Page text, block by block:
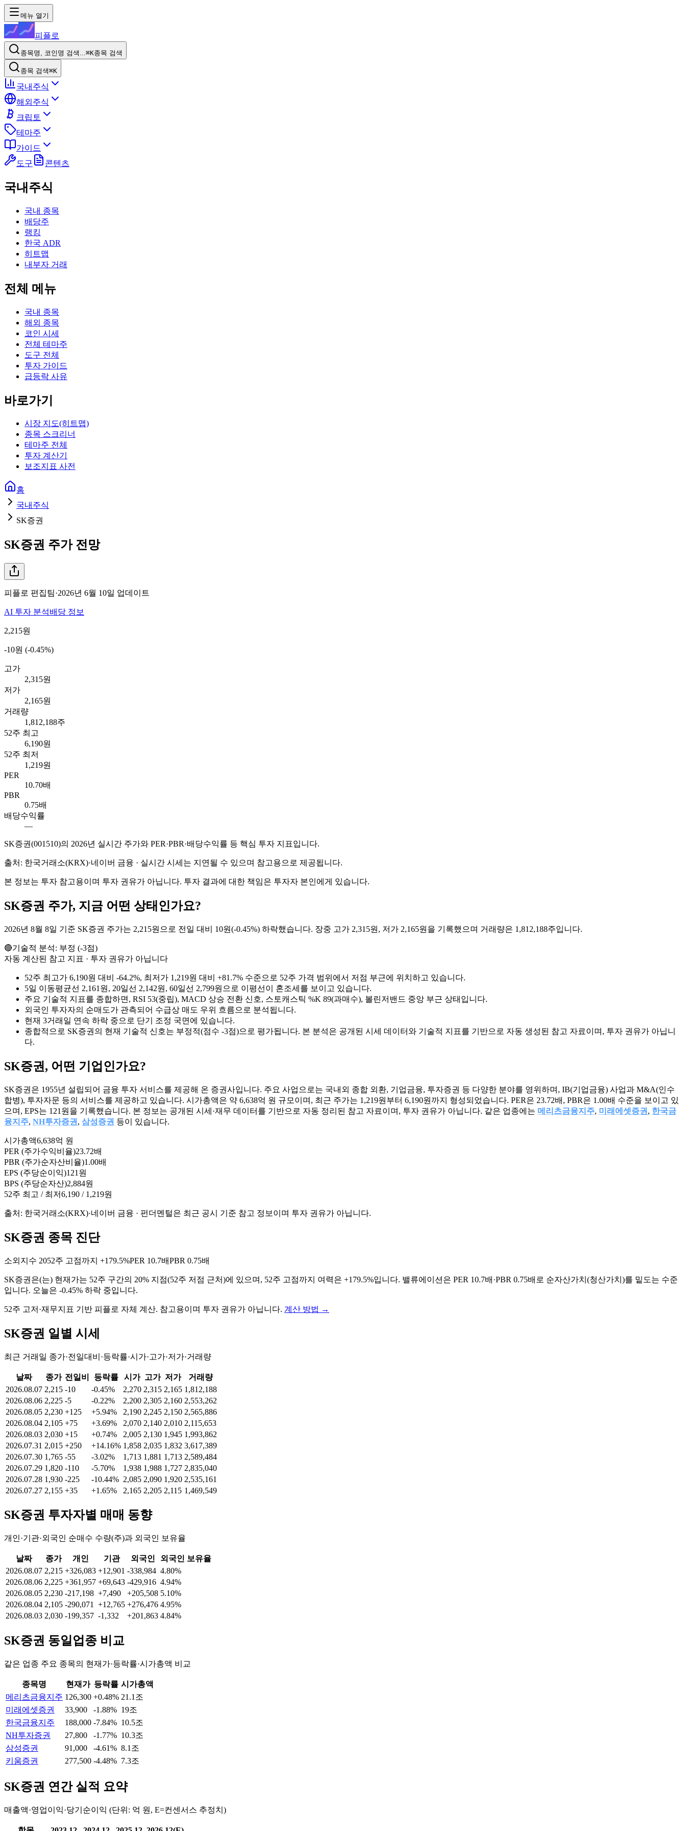
메뉴 열기
피플로
종목명, 코인명 검색...⌘K종목 검색
종목 검색⌘K
국내주식
해외주식
크립토
테마주
가이드
도구
콘텐츠
국내주식
국내 종목
배당주
랭킹
한국 ADR
히트맵
내부자 거래
전체 메뉴
국내 종목
해외 종목
코인 시세
전체 테마주
도구 전체
투자 가이드
급등락 사유
바로가기
시장 지도(히트맵)
종목 스크리너
테마주 전체
투자 계산기
보조지표 사전
홈
국내주식
SK증권
SK증권 주가 전망
피플로 편집팀·2026년 6월 10일 업데이트
AI 투자 분석배당 정보
2,215원
-10원 (-0.45%)
고가
2,315원
저가
2,165원
거래량
1,812,188주
52주 최고
6,190원
52주 최저
1,219원
PER
10.70배
PBR
0.75배
배당수익률
—
SK증권(001510)의 2026년 실시간 주가와 PER·PBR·배당수익률 등 핵심 투자 지표입니다.
출처: 한국거래소(KRX)·네이버 금융 · 실시간 시세는 지연될 수 있으며 참고용으로 제공됩니다.
본 정보는 투자 참고용이며 투자 권유가 아닙니다. 투자 결과에 대한 책임은 투자자 본인에게 있습니다.
SK증권 주가, 지금 어떤 상태인가요?
2026년 8월 8일 기준 SK증권 주가는 2,215원으로 전일 대비 10원(-0.45%) 하락했습니다. 장중 고가 2,315원, 저가 2,165원을 기록했으며 거래량은 1,812,188주입니다.
🔴기술적 분석: 부정 (-3점)
자동 계산된 참고 지표 · 투자 권유가 아닙니다
52주 최고가 6,190원 대비 -64.2%, 최저가 1,219원 대비 +81.7% 수준으로 52주 가격 범위에서 저점 부근에 위치하고 있습니다.
5일 이동평균선 2,161원, 20일선 2,142원, 60일선 2,799원으로 이평선이 혼조세를 보이고 있습니다.
주요 기술적 지표를 종합하면, RSI 53(중립), MACD 상승 전환 신호, 스토캐스틱 %K 89(과매수), 볼린저밴드 중앙 부근 상태입니다.
외국인 투자자의 순매도가 관측되어 수급상 매도 우위 흐름으로 분석됩니다.
현재 3거래일 연속 하락 중으로 단기 조정 국면에 있습니다.
종합적으로 SK증권의 현재 기술적 신호는 부정적(점수 -3점)으로 평가됩니다. 본 분석은 공개된 시세 데이터와 기술적 지표를 기반으로 자동 생성된 참고 자료이며, 투자 권유가 아닙니
다.
SK증권 , 어떤 기업인가요?
SK증권은 1955년 설립되어 금융 투자 서비스를 제공해 온 증권사입니다. 주요 사업으로는 국내외 종합 외환, 기업금융, 투자증권 등 다양한 분야를 영위하며, IB(기업금융) 사업과 M&A(인수
합병), 투자자문 등의 서비스를 제공하고 있습니다. 시가총액은 약 6,638억 원 규모이며, 최근 주가는 1,219원부터 6,190원까지 형성되었습니다. PER은 23.72배, PBR은 1.00배 수준을 보이고 있
으며, EPS는 121원을 기록했습니다. 본 정보는 공개된 시세·재무 데이터를 기반으로 자동 정리된 참고 자료이며, 투자 권유가 아닙니다. 같은 업종에는 메리츠금융지주, 미래에셋증권 , 한국금
융지주, NH투자증권 , 삼성증권 등이 있습니다.
시가총액6,638억 원
PER (주가수익비율)23.72배
PBR (주가순자산비율)1.00배
EPS (주당순이익)121원
BPS (주당순자산)2,884원
52주 최고 / 최저6,190 / 1,219원
출처: 한국거래소(KRX)·네이버 금융 · 펀더멘털은 최근 공시 기준 참고 정보이며 투자 권유가 아닙니다.
SK증권 종목 진단
소외지수 2052주 고점까지 +179.5%PER 10.7배PBR 0.75배
SK증권 은(는) 현재가는 52주 구간의 20% 지점(52주 저점 근처)에 있으며, 52주 고점까지 여력은 +179.5%입니다. 밸류에이션은 PER 10.7배·PBR 0.75배로 순자산가치(청산가치)를 밑도는 수준
입니다. 오늘은 -0.45% 하락 중입니다.
52주 고저·재무지표 기반 피플로 자체 계산. 참고용이며 투자 권유가 아닙니다. 계산 방법 →
SK증권 일별 시세
최근 거래일 종가·전일대비·등락률·시가·고가·저가·거래량
날짜 종가 전일비 등락률 시가 고가 저가
거래량
2026.08.07 2,215 -10 -0.45% 2,270 2,315 2,165 1,812,188
2026.08.06 2,225 -5 -0.22% 2,200 2,305 2,160 2,553,262
2026.08.05 2,230 +125 +5.94% 2,190 2,245 2,150 2,565,886
2026.08.04 2,105 +75 +3.69% 2,070 2,140 2,010 2,115,653
2026.08.03 2,030 +15 +0.74% 2,005 2,130 1,945 1,993,862
2026.07.31 2,015 +250 +14.16% 1,858 2,035 1,832 3,617,389
2026.07.30 1,765 -55 -3.02% 1,713 1,881 1,713 2,589,484
2026.07.29 1,820 -110 -5.70% 1,938 1,988 1,727 2,835,040
2026.07.28 1,930 -225 -10.44% 2,085 2,090 1,920 2,535,161
2026.07.27 2,155 +35 +1.65% 2,165 2,205 2,115 1,469,549
SK증권 투자자별 매매 동향
개인·기관·외국인 순매수 수량(주)과 외국인 보유율
날짜 종가 개인 기관 외국인
외국인 보유율
2026.08.07 2,215 +326,083 +12,901 -338,984 4.80%
2026.08.06 2,225 +361,957 +69,643 -429,916 4.94%
2026.08.05 2,230 -217,198 +7,490 +205,508 5.10%
2026.08.04 2,105 -290,071 +12,765 +276,476 4.95%
2026.08.03 2,030 -199,357 -1,332 +201,863 4.84%
SK증권 동일업종 비교
같은 업종 주요 종목의 현재가·등락률·시가총액 비교
종목명 현재가 등락률 시가총액
메리츠금융지주 126,300 +0.48% 21.1조
미래에셋증권
33,900 -1.88% 19조
한국금융지주
188,000 -7.84% 10.5조
NH투자증권
27,800 -1.77% 10.3조
삼성증권
91,000 -4.61% 8.1조
키움증권
277,500 -4.48% 7.3조
SK증권 연간 실적 요약
매출액·영업이익·당기순이익 (단위: 억 원, E=컨센서스 추정치)